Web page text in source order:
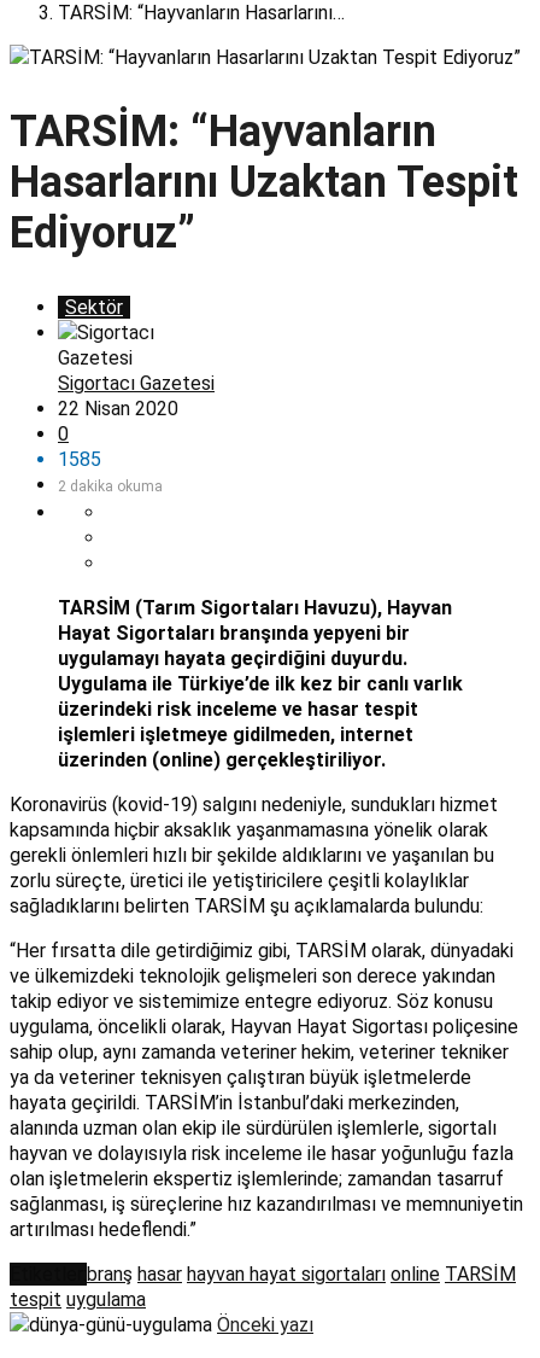
TARSİM: “Hayvanların Hasarlarını…
TARSİM: “Hayvanların
Hasarlarını Uzaktan Tespit
Ediyoruz”
Sektör
Sigortacı Gazetesi
22 Nisan 2020
0
1585
2 dakika okuma
TARSİM (Tarım Sigortaları Havuzu), Hayvan
Hayat Sigortaları branşında yepyeni bir
uygulamayı hayata geçirdiğini duyurdu.
Uygulama ile Türkiye’de ilk kez bir canlı varlık
üzerindeki risk inceleme ve hasar tespit
işlemleri işletmeye gidilmeden, internet
üzerinden (online) gerçekleştiriliyor.
Koronavirüs (kovid-19) salgını nedeniyle, sundukları hizmet
kapsamında hiçbir aksaklık yaşanmamasına yönelik olarak
gerekli önlemleri hızlı bir şekilde aldıklarını ve yaşanılan bu
zorlu süreçte, üretici ile yetiştiricilere çeşitli kolaylıklar
sağladıklarını belirten TARSİM şu açıklamalarda bulundu:
“Her fırsatta dile getirdiğimiz gibi, TARSİM olarak, dünyadaki
ve ülkemizdeki teknolojik gelişmeleri son derece yakından
takip ediyor ve sistemimize entegre ediyoruz. Söz konusu
uygulama, öncelikli olarak, Hayvan Hayat Sigortası poliçesine
sahip olup, aynı zamanda veteriner hekim, veteriner tekniker
ya da veteriner teknisyen çalıştıran büyük işletmelerde
hayata geçirildi. TARSİM’in İstanbul’daki merkezinden,
alanında uzman olan ekip ile sürdürülen işlemlerle, sigortalı
hayvan ve dolayısıyla risk inceleme ile hasar yoğunluğu fazla
olan işletmelerin ekspertiz işlemlerinde; zamandan tasarruf
sağlanması, iş süreçlerine hız kazandırılması ve memnuniyetin
artırılması hedeflendi.”
branş hasar hayvan hayat sigortaları online TARSİM
tespit uygulama
Önceki yazı